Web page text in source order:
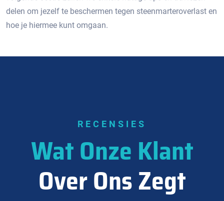
delen om jezelf te beschermen tegen steenmarteroverlast en
hoe je hiermee kunt omgaan.​
RECENSIES
Wat Onze Klant
Over Ons Zegt